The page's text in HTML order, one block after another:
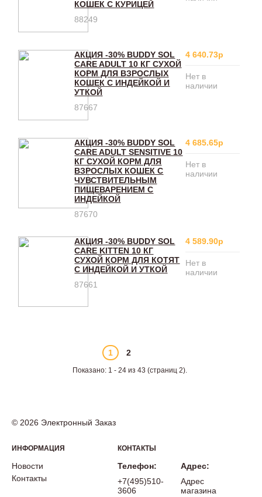
КОШЕК С КУРИЦЕЙ
88249
АКЦИЯ -30% BUDDY SOL
CARE ADULT 10 КГ СУХОЙ
КОРМ ДЛЯ ВЗРОСЛЫХ
КОШЕК С ИНДЕЙКОЙ И
УТКОЙ
87667
4 640.73р
Нет в
наличии
АКЦИЯ -30% BUDDY SOL
CARE ADULT SENSITIVE 10
КГ СУХОЙ КОРМ ДЛЯ
ВЗРОСЛЫХ КОШЕК С
ЧУВСТВИТЕЛЬНЫМ
ПИЩЕВАРЕНИЕМ С
ИНДЕЙКОЙ
87670
4 685.65р
Нет в
наличии
АКЦИЯ -30% BUDDY SOL
CARE KITTEN 10 КГ
СУХОЙ КОРМ ДЛЯ КОТЯТ
С ИНДЕЙКОЙ И УТКОЙ
87661
4 589.90р
Нет в
наличии
1 2
Показано: 1 - 24 из 43 (страниц 2).
© 2026 Электронный Заказ
ИНФОРМАЦИЯ
Новости
Контакты
КОНТАКТЫ
Телефон:
+7(495)510-
3606
Адрес:
Адрес
магазина